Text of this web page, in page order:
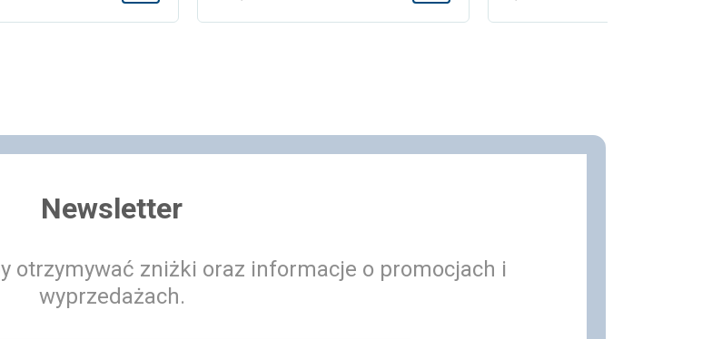
Newsletter
otrzymywać zniżki oraz informacje o promocjach i
wyprzedażach.